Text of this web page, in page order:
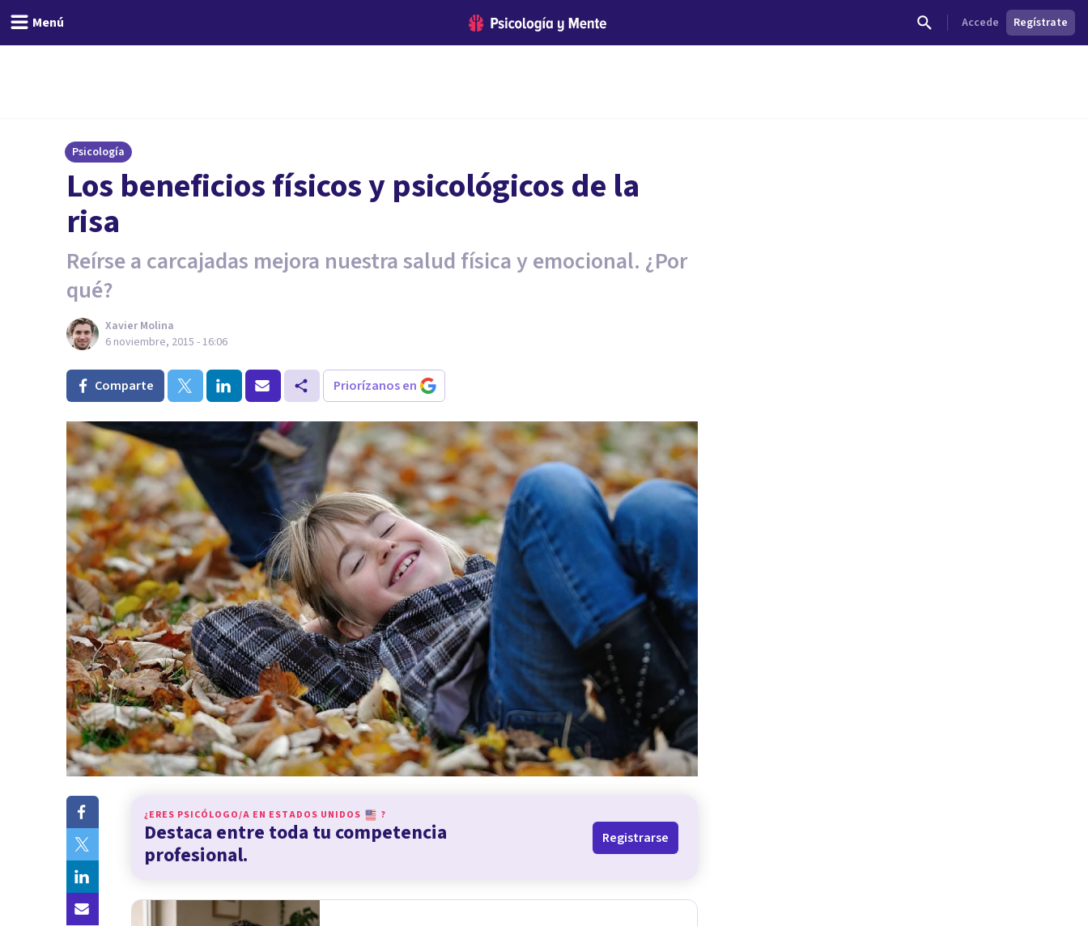
Menú Accede Regístrate
Psicología
Los beneficios físicos y psicológicos de la
risa
Reírse a carcajadas mejora nuestra salud física y emocional. ¿Por
qué?
Xavier Molina
6 noviembre, 2015 - 16:06
Comparte Priorízanos en
¿ERES PSICÓLOGO/A EN ESTADOS UNIDOS ?
Destaca entre toda tu competencia
profesional.
Registrarse